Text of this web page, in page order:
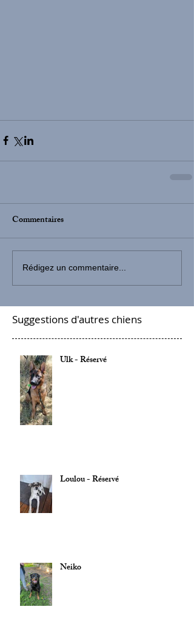
Commentaires
Rédigez un commentaire...
Suggestions d'autres chiens
Ulk - Réservé
Loulou - Réservé
Neiko